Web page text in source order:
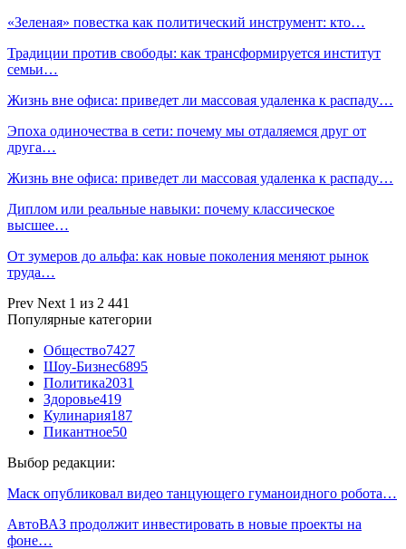
«Зеленая» повестка как политический инструмент: кто…
Традиции против свободы: как трансформируется институт
семьи…
Жизнь вне офиса: приведет ли массовая удаленка к распаду…
Эпоха одиночества в сети: почему мы отдаляемся друг от
друга…
Жизнь вне офиса: приведет ли массовая удаленка к распаду…
Диплом или реальные навыки: почему классическое
высшее…
От зумеров до альфа: как новые поколения меняют рынок
труда…
Prev Next 1 из 2 441
Популярные категории
Общество7427
Шоу-Бизнес6895
Политика2031
Здоровье419
Кулинария187
Пикантное50
Выбор редакции:
Маск опубликовал видео танцующего гуманоидного робота…
АвтоВАЗ продолжит инвестировать в новые проекты на
фоне…